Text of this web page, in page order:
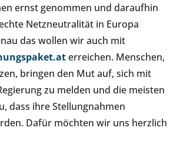
ernst genommen und daraufhin
Netzneutralität in Europa
das wollen wir auch mit
erreichen. Menschen,
bringen den Mut auf, sich mit
zu melden und die meisten
dass ihre Stellungnahmen
Dafür möchten wir uns herzlich